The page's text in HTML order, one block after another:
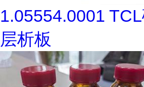
1.05554.0001
层析板